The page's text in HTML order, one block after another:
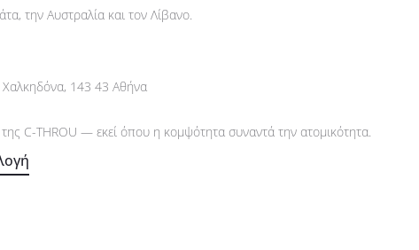
την Αυστραλία και τον Λίβανο.
143 43 Αθήνα
C-THROU — εκεί όπου η κομψότητα συναντά την ατομικότητα.